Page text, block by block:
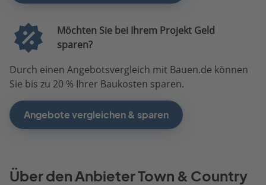
Möchten Sie bei Ihrem Projekt Geld
sparen?
Durch einen Angebotsvergleich mit Bauen.de können
Sie bis zu 20 % Ihrer Baukosten sparen.
Angebote vergleichen & sparen
Über den Anbieter Town & Country